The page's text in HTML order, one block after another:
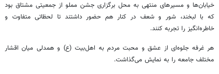
خیابان‌ها و مسیرهای منتهی به محل برگزاری جشن مملو از جمعیتی مشتاق بود
که با لبخند، شور و شعف در کنار هم حضور داشتند تا لحظاتی متفاوت و
خاطره‌انگیز را تجربه کنند.
هر غرفه جلوه‌ای از عشق و محبت مردم به اهل‌بیت (ع) و همدلی میان اقشار
مختلف جامعه را به نمایش می‌گذاشت.